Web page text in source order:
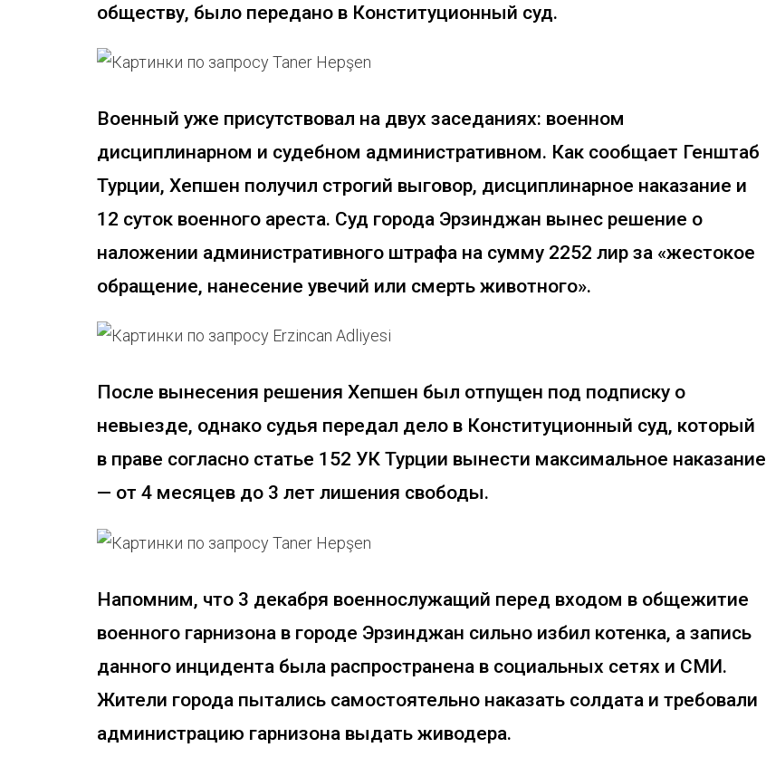
обществу, было передано в Конституционный суд.
Военный уже присутствовал на двух заседаниях: военном
дисциплинарном и судебном административном. Как сообщает Генштаб
Турции, Хепшен получил строгий выговор, дисциплинарное наказание и
12 суток военного ареста. Суд города Эрзинджан вынес решение о
наложении административного штрафа на сумму 2252 лир за «жестокое
обращение, нанесение увечий или смерть животного».
После вынесения решения Хепшен был отпущен под подписку о
невыезде, однако судья передал дело в Конституционный суд, который
в праве согласно статье 152 УК Турции вынести максимальное наказание
— от 4 месяцев до 3 лет лишения свободы.
Напомним, что 3 декабря военнослужащий перед входом в общежитие
военного гарнизона в городе Эрзинджан сильно избил котенка, а запись
данного инцидента была распространена в социальных сетях и СМИ.
Жители города пытались самостоятельно наказать солдата и требовали
администрацию гарнизона выдать живодера.